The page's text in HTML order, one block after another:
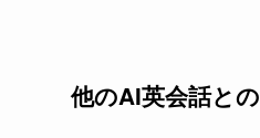
他のAI英会話と